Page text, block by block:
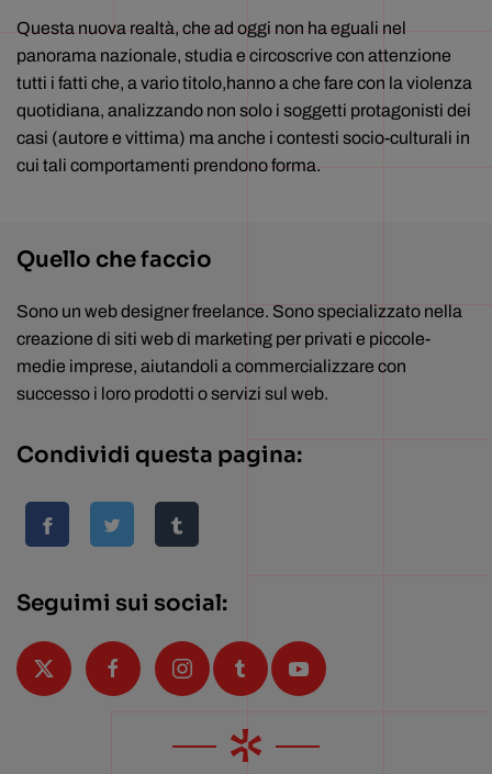
Questa nuova realtà, che ad oggi non ha eguali nel
panorama nazionale, studia e circoscrive con attenzione
tutti i fatti che, a vario titolo,hanno a che fare con la violenza
quotidiana, analizzando non solo i soggetti protagonisti dei
casi (autore e vittima) ma anche i contesti socio-culturali in
cui tali comportamenti prendono forma.
Quello che faccio
Sono un web designer freelance. Sono specializzato nella
creazione di siti web di marketing per privati e piccole-
medie imprese, aiutandoli a commercializzare con
successo i loro prodotti o servizi sul web.
Condividi questa pagina:
Seguimi sui social: